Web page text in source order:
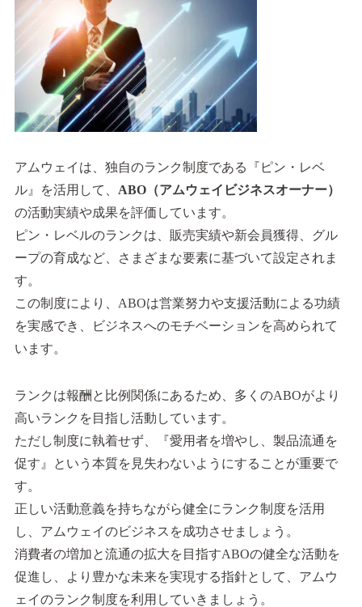
アムウェイは、独自のランク制度である『ピン・レベ
ル』を活用して、 ABO（アムウェイビジネスオーナー）
の活動実績や成果を評価しています。
ピン・レベルのランクは、販売実績や新会員獲得、グル
ープの育成など、さまざまな要素に基づいて設定されま
す。
この制度により、ABOは営業努力や支援活動による功績
を実感でき、ビジネスへのモチベーションを高められて
います。
ランクは報酬と比例関係にあるため、多くのABOがより
高いランクを目指し活動しています。
ただし制度に執着せず、『愛用者を増やし、製品流通を
促す』という本質を見失わないようにすることが重要で
す。
正しい活動意義を持ちながら健全にランク制度を活用
し、アムウェイのビジネスを成功させましょう。
消費者の増加と流通の拡大を目指すABOの健全な活動を
促進し、より豊かな未来を実現する指針として、アムウ
ェイのランク制度を利用していきましょう。